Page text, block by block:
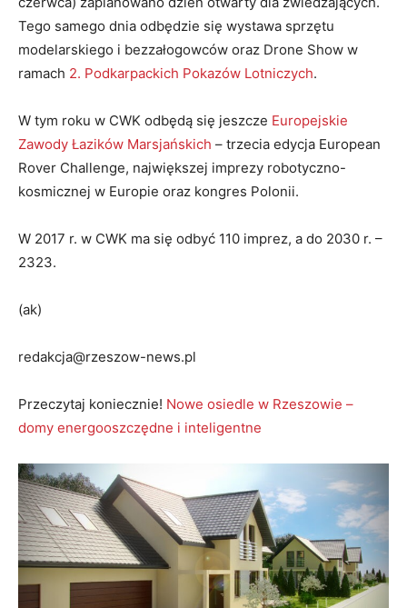
Tego samego dnia odbędzie się wystawa sprzętu
modelarskiego i bezzałogowców oraz Drone Show w
ramach 2. Podkarpackich Pokazów Lotniczych.
W tym roku w CWK odbędą się jeszcze Europejskie
Zawody Łazików Marsjańskich – trzecia edycja European
Rover Challenge, największej imprezy robotyczno-
kosmicznej w Europie oraz kongres Polonii.
W 2017 r. w CWK ma się odbyć 110 imprez, a do 2030 r. –
2323.
(ak)
redakcja@rzeszow-news.pl
Przeczytaj koniecznie! Nowe osiedle w Rzeszowie –
domy energooszczędne i inteligentne